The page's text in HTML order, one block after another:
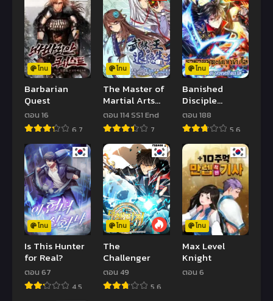
โทน
Barbarian
Quest
ตอน 16
6.7
โทน
The Master of
Martial Arts
Retired Life
ชีวิตหลังปลด
เกษียณของ
ปรมาจารย์แห่ง
ศิลปะการต่อสู้
ตอน 114 SS1 End
7
โทน
Banished
Disciple
Counterattack
ตอน 188
5.6
โทน
Is This Hunter
for Real?
ตอน 67
4.5
โทน
The
Challenger
ตอน 49
5.6
โทน
Max Level
Knight
ตอน 6